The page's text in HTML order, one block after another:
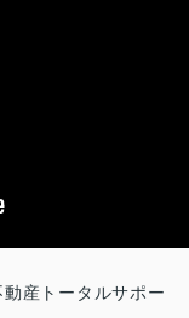
トータルサポー